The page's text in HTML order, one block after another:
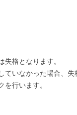
失格となります。
ていなかった場合、失
を行います。